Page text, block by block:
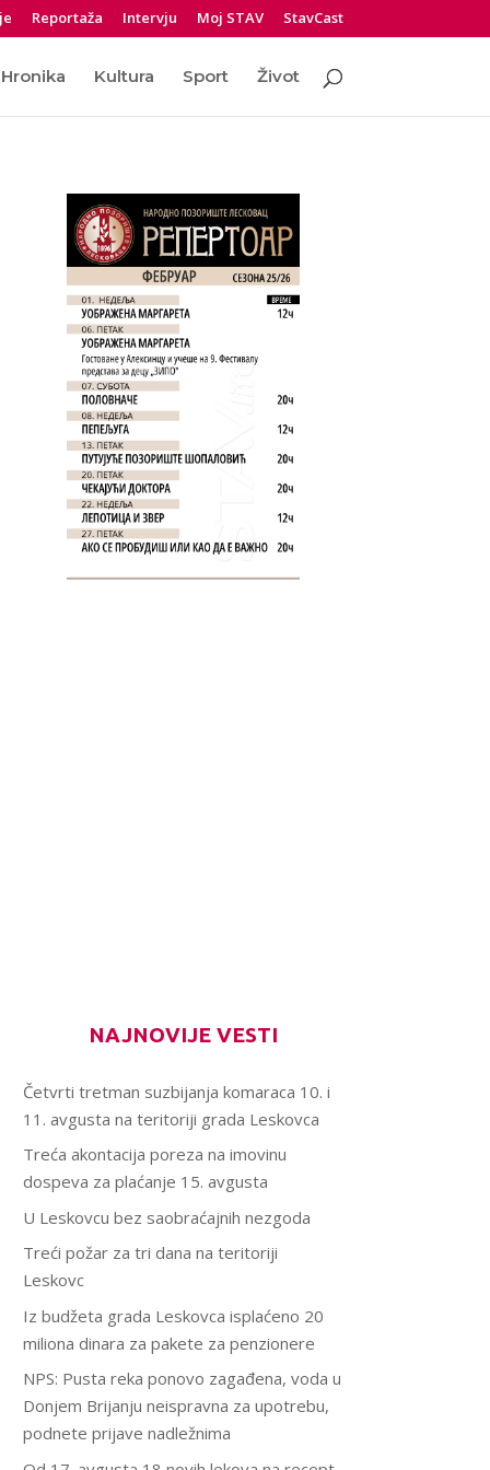
Reportaža Intervju Moj STAV StavCast
Hronika Kultura Sport Život
NAJNOVIJE VESTI
Četvrti tretman suzbijanja komaraca 10. i
11. avgusta na teritoriji grada Leskovca
Treća akontacija poreza na imovinu
dospeva za plaćanje 15. avgusta
U Leskovcu bez saobraćajnih nezgoda
Treći požar za tri dana na teritoriji
Leskovc
Iz budžeta grada Leskovca isplaćeno 20
miliona dinara za pakete za penzionere
NPS: Pusta reka ponovo zagađena, voda u
Donjem Brijanju neispravna za upotrebu,
podnete prijave nadležnima